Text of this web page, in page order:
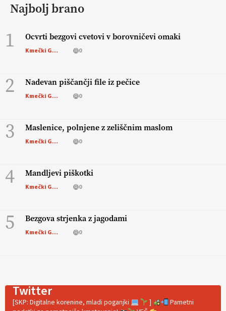
Najbolj brano
1 Ocvrti bezgovi cvetovi v borovničevi omaki
Kmečki Glas 0
2 Nadevan piščančji file iz pečice
Kmečki Glas 0
3 Maslenice, polnjene z zeliščnim maslom
Kmečki Glas 0
4 Mandljevi piškotki
Kmečki Glas 0
5 Bezgova strjenka z jagodami
Kmečki Glas 0
Twitter
[SKP: Digitalne korenine, mladi poganjki ]
Pametni